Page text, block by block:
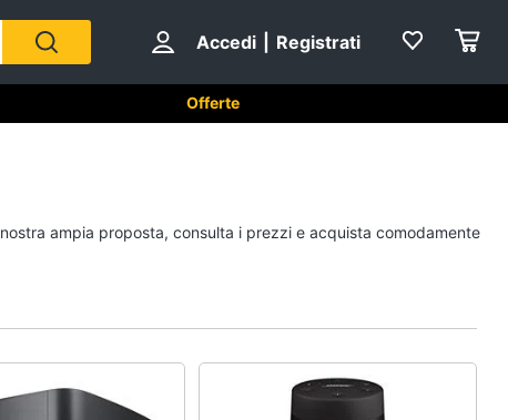
Accedi Registrati
attrezzatura per dj
Basso
Microfono
Vedi tutti
Offerte
ampia proposta, consulta i prezzi e acquista comodamente